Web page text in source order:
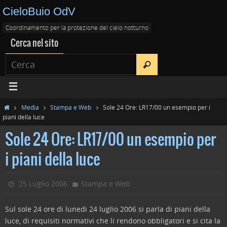
CieloBuio OdV
Coordinamento per la protezione del cielo notturno
Cerca nel sito
Media Stampa e Web
Sole 24 Ore: LR17/00 un esempio per i
piani della luce
Sole 24 Ore: LR17/00 un esempio per
i piani della luce
25 Luglio 2006 Stampa e Web
Sul sole 24 ore di lunedi 24 luglio 2006 si parla di piani della
luce, di requisiti normativi che li rendono obbligatori e si cita la